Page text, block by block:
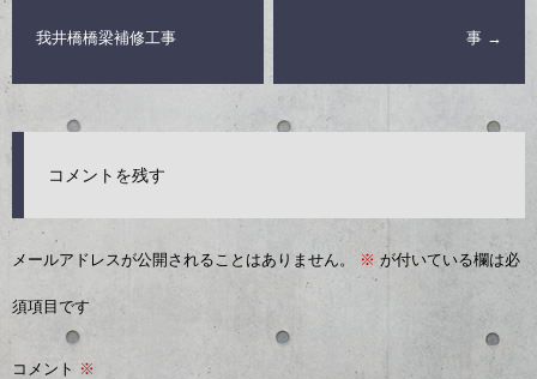
我井橋橋梁補修工事 事 →
コメントを残す
メールアドレスが公開されることはありません。 ※ が付いている欄は必
須項目です
コメント ※